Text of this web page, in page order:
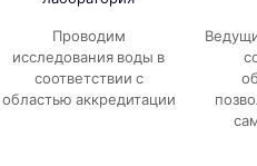
Проводим
исследования воды в
соответствии с
областью аккредитации